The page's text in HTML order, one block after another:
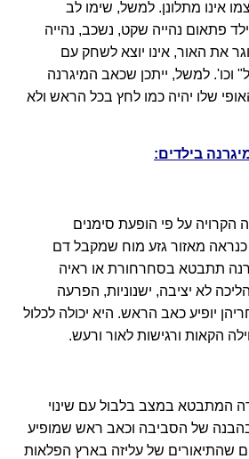
מתלונן. למשל, שימו לב
פתאום נהייה שקט, נשכב, נהייה
האור, אינו יוצא לשחק עם
למשל, ייתכן שכאב המיגרנה
שלו יהיה כמו לחץ בכל הראש ולא
בילדים:
על פי הופעת סימנים
מאזור גזע מוח שמקבל דם
תתבטא בסחרחורת או ראיה
לא יציבה, ישנוניות, הפרעה
יופיע כאב הראש. היא יכולה לכלול
הקאות ורגישות לאור ורעש.
במצב בלבול עם שינוי
של הסביבה וכאב ראש שמופיע
של עליזה בארץ הפלאות